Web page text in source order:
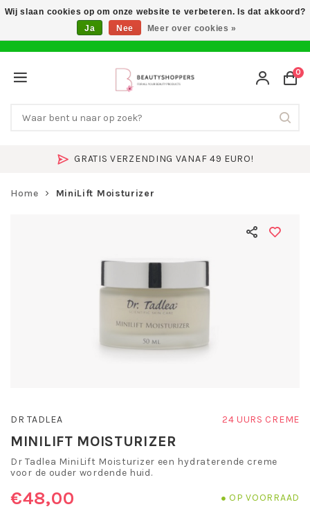
GRATIS VERZENDING VANAF 49 EURO!
0
Home MiniLift Moisturizer
DR TADLEA 24 UURS CREME
MINILIFT MOISTURIZER
Dr Tadlea MiniLift Moisturizer een hydraterende creme
voor de ouder wordende huid.
€48,00 OP VOORRAAD
Wij slaan cookies op om onze website te verbeteren. Is dat akkoord?
Ja
Nee Meer over cookies »